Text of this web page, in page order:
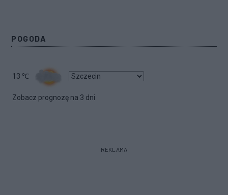
POGODA
13 ℃
Zobacz prognozę na 3 dni
REKLAMA